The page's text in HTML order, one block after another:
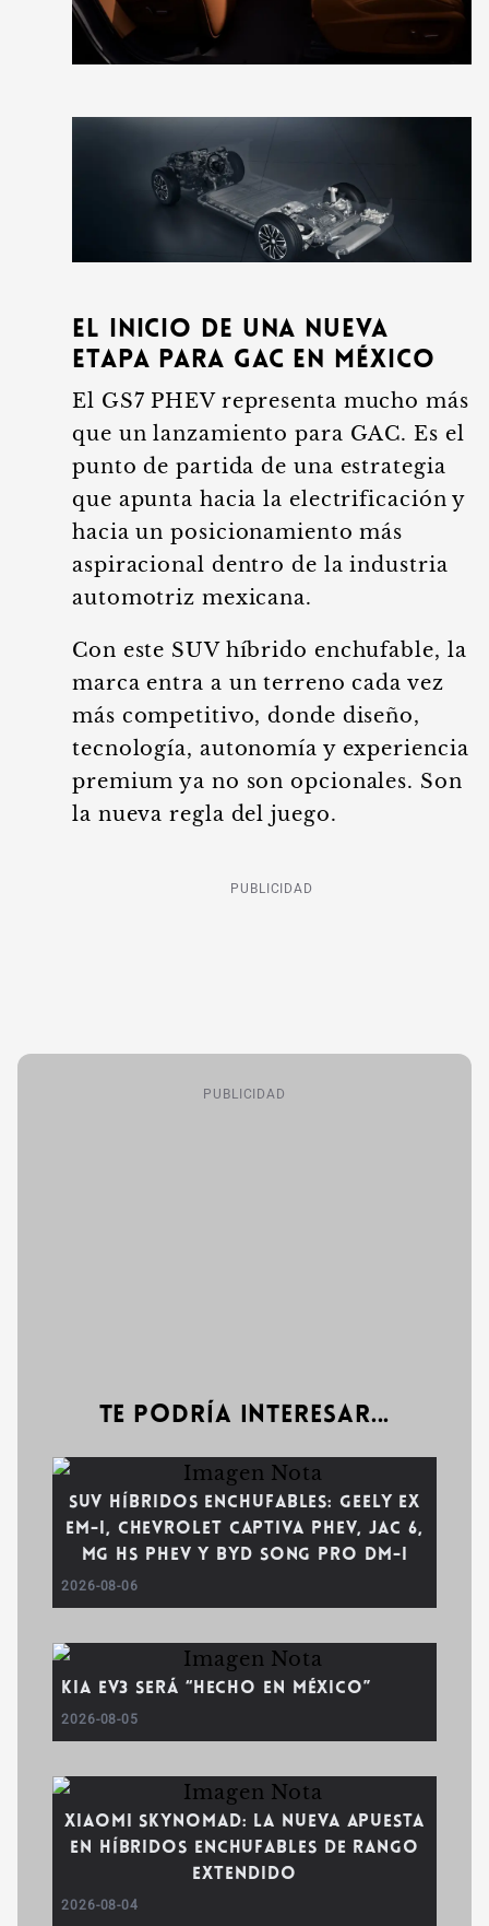
El inicio de una nueva
etapa para GAC en México
El GS7 PHEV representa mucho más
que un lanzamiento para GAC. Es el
punto de partida de una estrategia
que apunta hacia la electrificación y
hacia un posicionamiento más
aspiracional dentro de la industria
automotriz mexicana.
Con este SUV híbrido enchufable, la
marca entra a un terreno cada vez
más competitivo, donde diseño,
tecnología, autonomía y experiencia
premium ya no son opcionales. Son
la nueva regla del juego.
PUBLICIDAD
PUBLICIDAD
Te podría interesar...
SUV híbridos enchufables: Geely EX
EM-i, Chevrolet Captiva PHEV, JAC 6,
MG HS PHEV y BYD Song Pro DM-i
2026-08-06
Kia EV3 será “Hecho en México”
2026-08-05
Xiaomi SkyNomad: la nueva apuesta
en híbridos enchufables de rango
extendido
2026-08-04